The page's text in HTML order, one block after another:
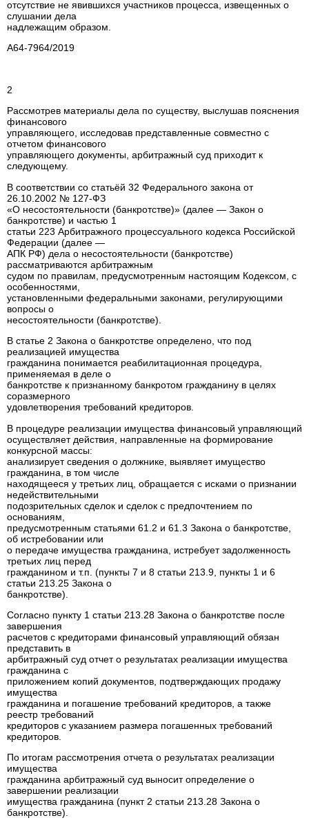
отсутствие не явившихся участников процесса, извещенных о
слушании дела
надлежащим образом.
А64-7964/2019
2
Рассмотрев материалы дела по существу, выслушав пояснения
финансового
управляющего, исследовав представленные совместно с
отчетом финансового
управляющего документы, арбитражный суд приходит к
следующему.
В соответствии со статьёй 32 Федерального закона от
26.10.2002 № 127-ФЗ
«О несостоятельности (банкротстве)» (далее — Закон о
банкротстве) и частью 1
статьи 223 Арбитражного процессуального кодекса Российской
Федерации (далее —
АПК РФ) дела о несостоятельности (банкротстве)
рассматриваются арбитражным
судом по правилам, предусмотренным настоящим Кодексом, с
особенностями,
установленными федеральными законами, регулирующими
вопросы о
несостоятельности (банкротстве).
В статье 2 Закона о банкротстве определено, что под
реализацией имущества
гражданина понимается реабилитационная процедура,
применяемая в деле о
банкротстве к признанному банкротом гражданину в целях
соразмерного
удовлетворения требований кредиторов.
В процедуре реализации имущества финансовый управляющий
осуществляет действия, направленные на формирование
конкурсной массы:
анализирует сведения о должнике, выявляет имущество
гражданина, в том числе
находящееся у третьих лиц, обращается с исками о признании
недействительными
подозрительных сделок и сделок с предпочтением по
основаниям,
предусмотренным статьями 61.2 и 61.3 Закона о банкротстве,
об истребовании или
о передаче имущества гражданина, истребует задолженность
третьих лиц перед
гражданином и т.п. (пункты 7 и 8 статьи 213.9, пункты 1 и 6
статьи 213.25 Закона о
банкротстве).
Согласно пункту 1 статьи 213.28 Закона о банкротстве после
завершения
расчетов с кредиторами финансовый управляющий обязан
представить в
арбитражный суд отчет о результатах реализации имущества
гражданина с
приложением копий документов, подтверждающих продажу
имущества
гражданина и погашение требований кредиторов, а также
реестр требований
кредиторов с указанием размера погашенных требований
кредиторов.
По итогам рассмотрения отчета о результатах реализации
имущества
гражданина арбитражный суд выносит определение о
завершении реализации
имущества гражданина (пункт 2 статьи 213.28 Закона о
банкротстве).